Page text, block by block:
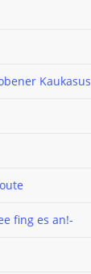
Kaukasus
fing es an!-